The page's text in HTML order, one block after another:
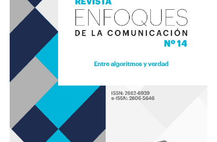
«Entre
algoritmos
y